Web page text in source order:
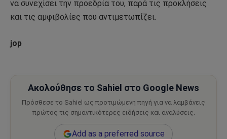
να συνεχίσει την προεδρία του, παρά τις προκλήσεις
και τις αμφιβολίες που αντιμετωπίζει.
jop
Ακολούθησε το Sahiel στο Google News
Πρόσθεσε το Sahiel ως προτιμώμενη πηγή για να λαμβάνεις
πρώτος τις σημαντικότερες ειδήσεις και αναλύσεις.
Add as a preferred source